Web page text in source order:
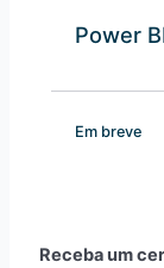
Power
Em breve
Receba um